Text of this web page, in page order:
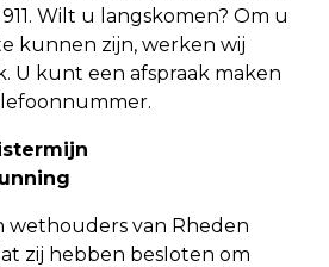
Wilt u langskomen? Om u
kunnen zijn, werken wij
U kunt een afspraak maken
wethouders van Rheden
zij hebben besloten om